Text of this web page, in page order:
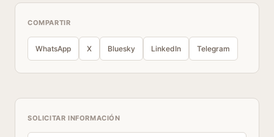
COMPARTIR
WhatsApp X Bluesky LinkedIn Telegram
SOLICITAR INFORMACIÓN